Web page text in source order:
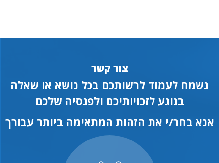
צור קשר
נשמח לעמוד לרשותכם בכל נושא או שאלה
בנוגע לזכויותיכם ולפנסיה שלכם
אנא בחר/י את הזהות המתאימה ביותר עבורך